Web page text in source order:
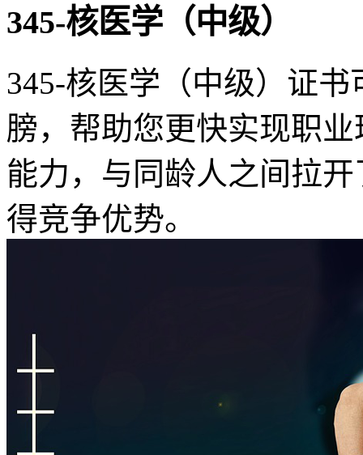
345-核医学（中级）
345-核医学（中级）证
膀，帮助您更快实现职
能力，与同龄人之间拉
得竞争优势。